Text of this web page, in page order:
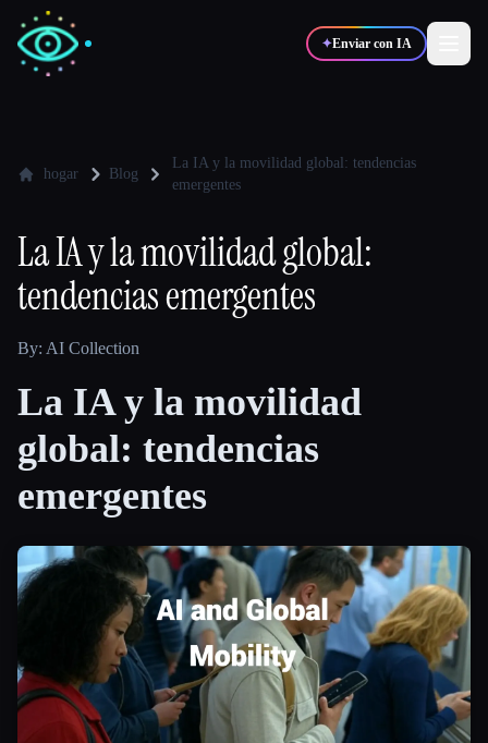
✦Enviar con IA
🎨Diseñadores
💻Desarrolladores 📈 Marketers
🎓Estudiantes 🎬Creadores
Comparar herramientas
Acerca de
hogar Blog
La IA y la movilidad global: tendencias
emergentes
La IA y la movilidad global:
tendencias emergentes
By: AI Collection
La IA y la movilidad
global: tendencias
emergentes